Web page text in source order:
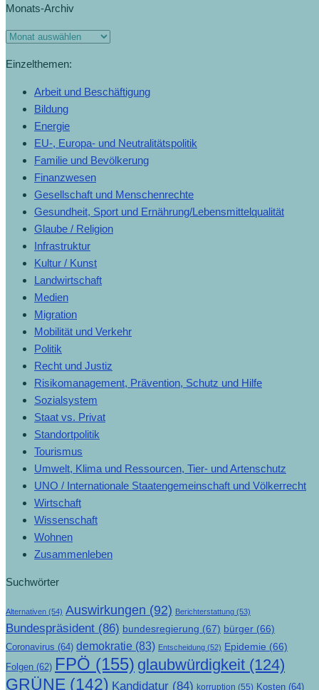
Monats-Archiv
Einzelthemen:
Arbeit und Beschäftigung
Bildung
Energie
EU-, Europa- und Neutralitätspolitik
Familie und Bevölkerung
Finanzwesen
Gesellschaft und Menschenrechte
Gesundheit, Sport und Ernährung/Lebensmittelqualität
Glaube / Religion
Infrastruktur
Kultur / Kunst
Landwirtschaft
Medien
Migration
Mobilität und Verkehr
Politik
Recht und Justiz
Risikomanagement, Prävention, Schutz und Hilfe
Sozialsystem
Staat vs. Privat
Standortpolitik
Tourismus
Umwelt, Klima und Ressourcen, Tier- und Artenschutz
UNO / Internationale Staatengemeinschaft und Völkerrecht
Wirtschaft
Wissenschaft
Wohnen
Zusammenleben
Suchwörter
Alternativen (54) Auswirkungen (92) Berichterstattung (53)
Bundespräsident (86) bundesregierung (67) bürger (66)
Coronavirus (64) demokratie (83) Entscheidung (52) Epidemie (66)
Folgen (62) FPÖ (155) glaubwürdigkeit (124)
GRÜNE (142) Kandidatur (84) korruption (55) Kosten (64)